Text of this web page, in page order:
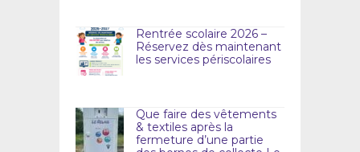
Rentrée scolaire 2026 –
Réservez dès maintenant
les services périscolaires
Que faire des vêtements
& textiles après la
fermeture d’une partie